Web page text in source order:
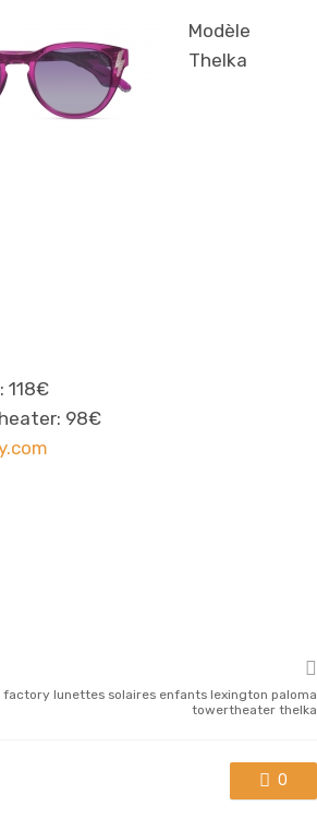
Modèle
Thelka
118€
98€
factory lunettes solaires enfants lexington paloma
towertheater thelka
0